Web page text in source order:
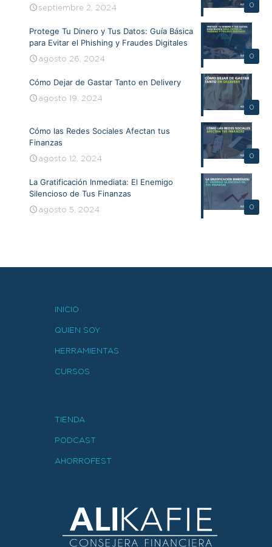
0
septiembre 2, 2024
0
Protege Tu Dinero y Tus Datos: Guía Básica
para Evitar el Phishing y Fraudes Digitales
agosto 26, 2024
0
Cómo Dejar de Gastar Tanto en Delivery
agosto 19, 2024
0
Cómo las Redes Sociales Afectan tus
Finanzas
agosto 12, 2024
0
La Gratificación Inmediata: El Enemigo
Silencioso de Tus Finanzas
agosto 5, 2024
INICIO
QUIEN SOY
HERRAMIENTAS
CURSOS
TIENDA
PODCAST
AHORROFEST